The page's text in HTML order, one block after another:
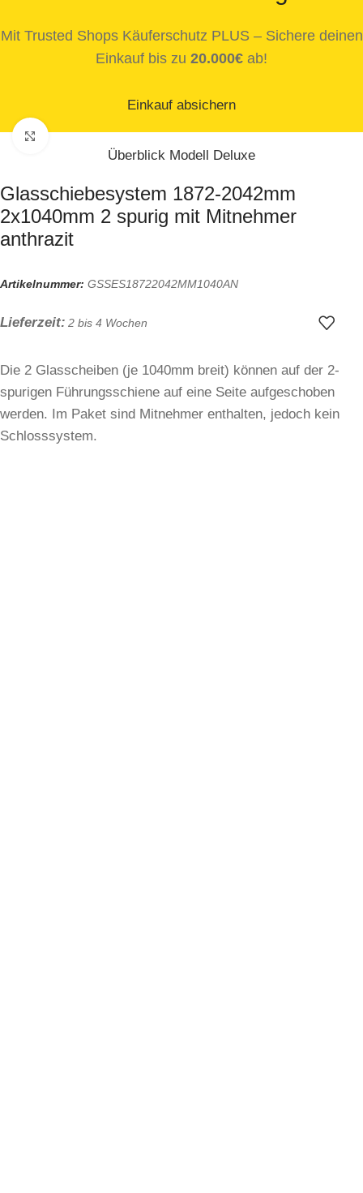
Zum Vergrößern klicken
Mit Trusted Shops Käuferschutz PLUS – Sichere deinen
Einkauf bis zu 20.000€ ab!
Einkauf absichern
Überblick Modell Deluxe
Glasschiebesystem 1872-2042mm
2x1040mm 2 spurig mit Mitnehmer
anthrazit
Artikelnummer: GSSES18722042MM1040AN
Lieferzeit: 2 bis 4 Wochen
Die 2 Glasscheiben (je 1040mm breit) können auf der 2-
spurigen Führungsschiene auf eine Seite aufgeschoben
werden. Im Paket sind Mitnehmer enthalten, jedoch kein
Schlosssystem.